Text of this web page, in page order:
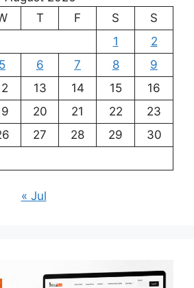
T F S
S
1
2
5 6 7 8
9
13 14 15
16
20 21 22
23
27 28 29
30
« Jul